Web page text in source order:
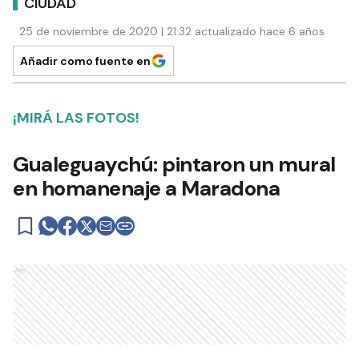
25 de noviembre de 2020 | 21:32 actualizado hace 6 años
Añadir como fuente en
¡MIRÁ LAS FOTOS!
Gualeguaychú: pintaron un mural
en homanenaje a Maradona
Ads